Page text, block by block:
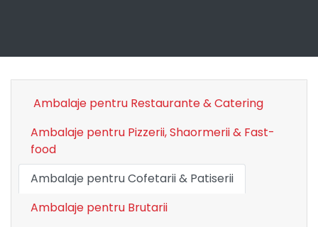
Ambalaje pentru Restaurante & Catering
Ambalaje pentru Pizzerii, Shaormerii & Fast-
food
Ambalaje pentru Cofetarii & Patiserii
Ambalaje pentru Brutarii